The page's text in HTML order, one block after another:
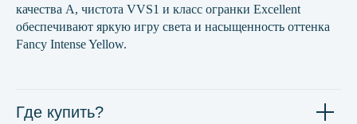
качества А, чистота VVS1 и класс огранки Excellent
обеспечивают яркую игру света и насыщенность оттенка
Fancy Intense Yellow.
Где купить?